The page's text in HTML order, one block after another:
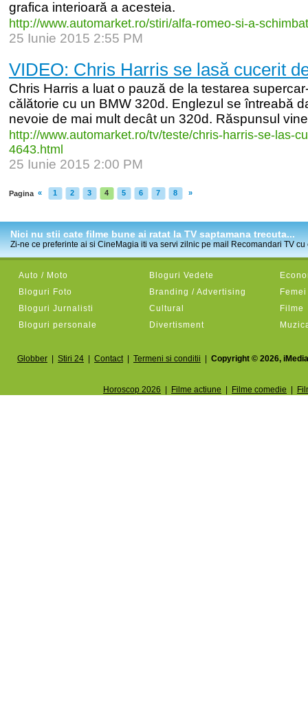
grafica interioară a acesteia.
http://www.automarket.ro/stiri/alfa-romeo-si-a-
25 Iunie 2015 2:55 PM
VIDEO: Chris Harris se lasă cucerit
Chris Harris a luat o pauză de la testarea
călătorie cu un BMW 320d. Englezul se întreabă
nevoie de mai mult decât un 320d. Răspunsul
http://www.automarket.ro/tv/teste/chris-harris-se- las-
4643.html
25 Iunie 2015 2:00 PM
Pagina « 1 2 3 4 5 6 7 8 »
Nici nu stii cate filme bune ai ratat la TV saptamana trecuta...
Zi-ne ce preferinte ai si CineMagia iti va servi zilnic pe mail Recomandari TV
Auto / Moto
Bloguri Foto
Bloguri Jurnalisti
Bloguri personale
Bloguri Vedete
Branding / Advertising
Cultural
Divertisment
Femei
Filme
Globber Stiri 24 Contact| Termeni si conditii Copyright © 2026,
Horoscop 2026 Filme actiune Filme comedie